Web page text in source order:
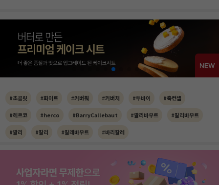
#초콜릿 #화이트 #커버춰 #커버처 #두바이 #촉컨셉
#헤르코 #herco #BarryCallebaut #깔리바우트 #칼리바우트
#깔리 #칼리 #칼레바우트 #바리칼레